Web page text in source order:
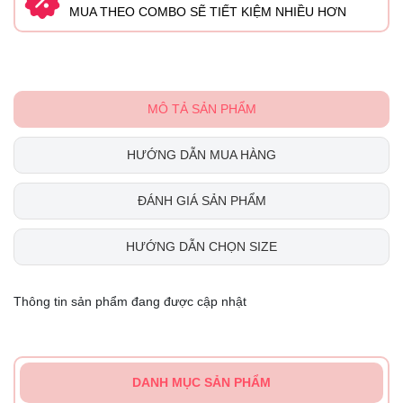
MUA THEO COMBO SẼ TIẾT KIỆM NHIỀU HƠN
MÔ TẢ SẢN PHẨM
HƯỚNG DẪN MUA HÀNG
ĐÁNH GIÁ SẢN PHẨM
HƯỚNG DẪN CHỌN SIZE
Thông tin sản phẩm đang được cập nhật
DANH MỤC SẢN PHẨM